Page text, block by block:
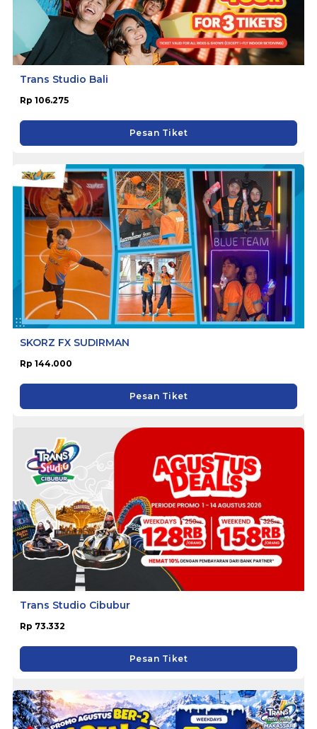
Trans Studio Bali
Rp 106.275
Pesan Tiket
SKORZ FX SUDIRMAN
Rp 144.000
Pesan Tiket
Trans Studio Cibubur
Rp 73.332
Pesan Tiket